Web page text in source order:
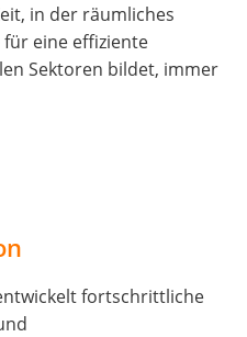
in der räumliches
eine effiziente
Sektoren bildet, immer
fortschrittliche